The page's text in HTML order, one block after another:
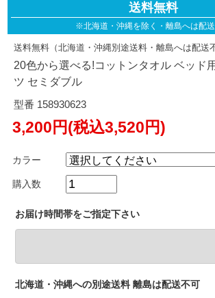
送料無料
※北海道・沖縄を除く・離島へは配
送料無料（北海道・沖縄別途送料・離島へは配送
20色から選べる!コットンタオル ベッド
ツ セミダブル
型番 158930623
3,200円(税込3,520円)
カラー
購入数
お届け時間帯をご指定下さい
北海道・沖縄への別途送料 離島は配送不可